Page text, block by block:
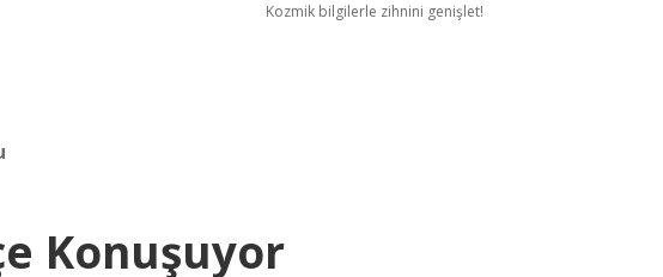
Kozmik bilgilerle zihnini genişlet!
Konuşuyor